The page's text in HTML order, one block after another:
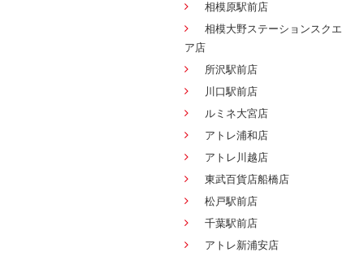
相模原駅前店
相模大野ステーションスクエ
ア店
所沢駅前店
川口駅前店
ルミネ大宮店
アトレ浦和店
アトレ川越店
東武百貨店船橋店
松戸駅前店
千葉駅前店
アトレ新浦安店